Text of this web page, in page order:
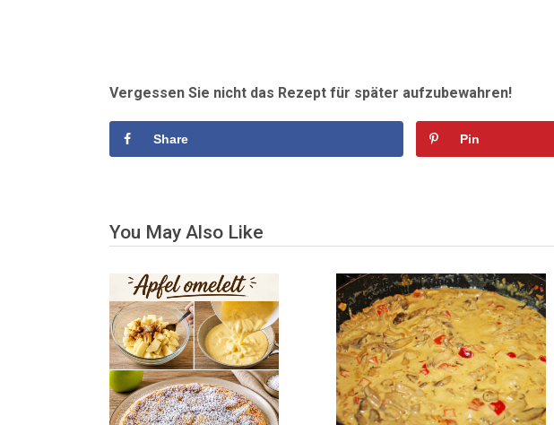
Vergessen Sie nicht das Rezept für später aufzubewahren!
Share Pin
You May Also Like